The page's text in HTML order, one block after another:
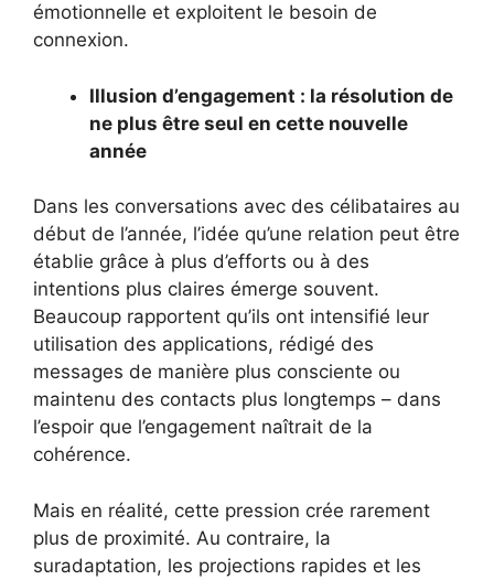
émotionnelle et exploitent le besoin de
connexion.
Illusion d’engagement : la résolution de
ne plus être seul en cette nouvelle
année
Dans les conversations avec des célibataires au
début de l’année, l’idée qu’une relation peut être
établie grâce à plus d’efforts ou à des
intentions plus claires émerge souvent.
Beaucoup rapportent qu’ils ont intensifié leur
utilisation des applications, rédigé des
messages de manière plus consciente ou
maintenu des contacts plus longtemps – dans
l’espoir que l’engagement naîtrait de la
cohérence.
Mais en réalité, cette pression crée rarement
plus de proximité. Au contraire, la
suradaptation, les projections rapides et les